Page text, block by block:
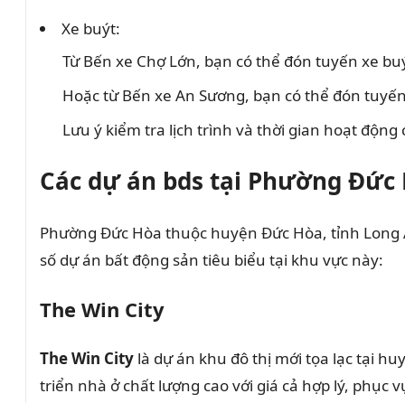
Xe buýt:
Từ Bến xe Chợ Lớn, bạn có thể đón tuyến xe
Hoặc từ Bến xe An Sương, bạn có thể đón
Lưu ý kiểm tra lịch trình và thời gian hoạt
Các dự án bds tại Phường Đức
Phường Đức Hòa thuộc huyện Đức Hòa, tỉnh
số dự án bất động sản tiêu biểu tại khu vực này:
The Win City
The Win City là dự án khu đô thị mới tọa lạc tại
triển nhà ở chất lượng cao với giá cả hợp lý, phục